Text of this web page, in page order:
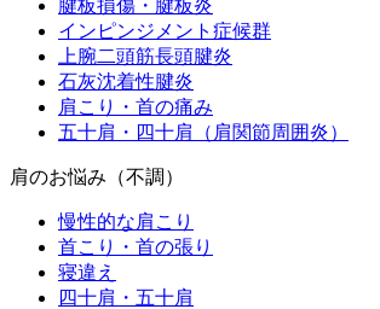
腱板損傷・腱板炎
インピンジメント症候群
上腕二頭筋長頭腱炎
石灰沈着性腱炎
肩こり・首の痛み
五十肩・四十肩（肩関節周囲炎）
肩のお悩み（不調）
慢性的な肩こり
首こり・首の張り
寝違え
四十肩・五十肩